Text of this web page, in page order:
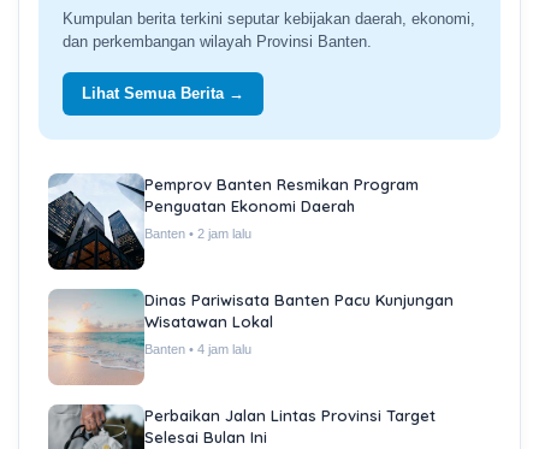
Kumpulan berita terkini seputar kebijakan daerah, ekonomi,
dan perkembangan wilayah Provinsi Banten.
Lihat Semua Berita →
Pemprov Banten Resmikan Program
Penguatan Ekonomi Daerah
Banten • 2 jam lalu
Dinas Pariwisata Banten Pacu Kunjungan
Wisatawan Lokal
Banten • 4 jam lalu
Perbaikan Jalan Lintas Provinsi Target
Selesai Bulan Ini